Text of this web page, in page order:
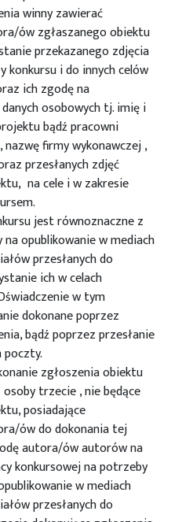
winny zawierać
ów zgłaszanego obiektu
przekazanego zdjęcia
konkursu i do innych celów
ich zgodę na
osobowych tj. imię i
bądź pracowni
firmy wykonawczej ,
przesłanych zdjęć
na cele i w zakresie
jest równoznaczne z
opublikowanie w mediach
przesłanych do
ich w celach
w tym
dokonane poprzez
bądź poprzez przesłanie
zgłoszenia obiektu
trzecie , nie będące
posiadające
ów do dokonania tej
autora/ów autorów na
konkursowej na potrzeby
w mediach
przesłanych do